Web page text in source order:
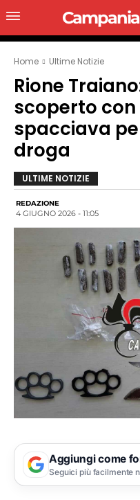
Home Ultime Notizie
Rione
scoperto con
spacciava
droga
ULTIME NOTIZIE
REDAZIONE
4 GIUGNO 2026 - 11:05
Aggiungi come
Seguici più facilmente